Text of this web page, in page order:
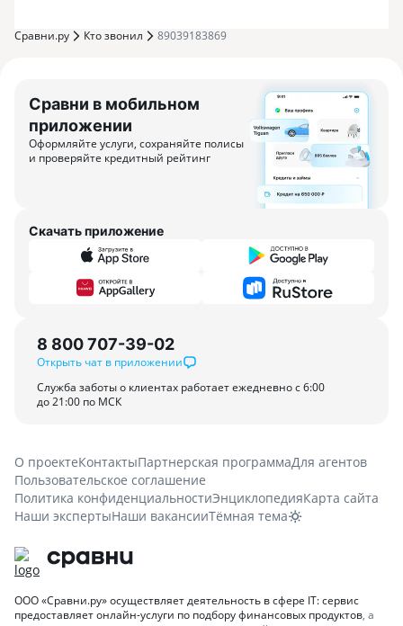
Сравни.ру Кто звонил 89039183869
Сравни в мобильном
приложении
Оформляйте услуги, сохраняйте полисы
и проверяйте кредитный рейтинг
Скачать приложение
8 800 707-39-02
Открыть чат в приложении
Служба заботы о клиентах работает ежедневно с 6:00
до 21:00 по МСК
О проектеКонтактыПартнерская программаДля агентов
Пользовательское соглашение
Политика конфиденциальностиЭнциклопедияКарта сайта
Наши экспертыНаши вакансииТёмная тема
ООО «Сравни.ру» осуществляет деятельность в сфере IT: сервис
предоставляет онлайн-услуги по подбору финансовых продуктов, а